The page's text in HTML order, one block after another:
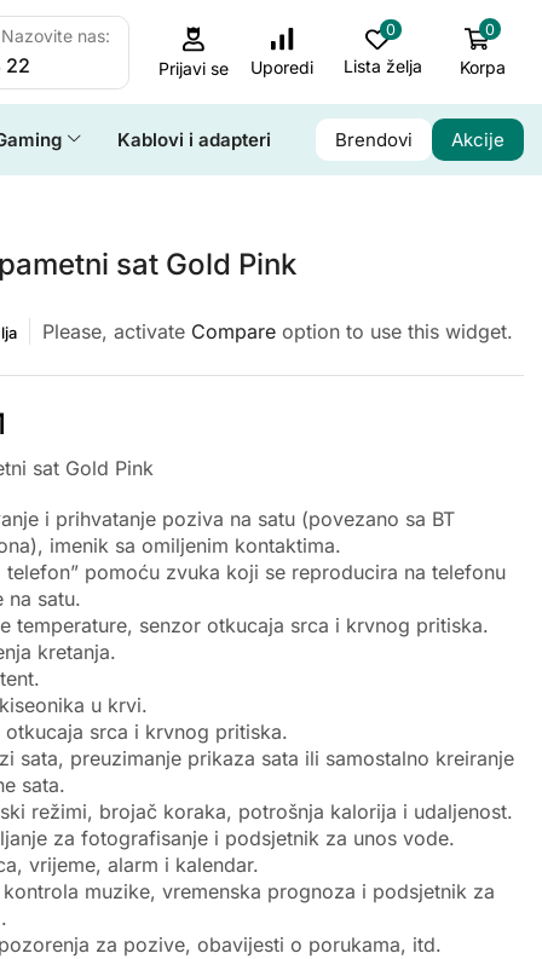
nas:
22 Prijavi se Uporedi
0
Lista želja
0
Korpa
Kablovi i adapteri Brendovi Akcije
sat Gold Pink
Please, activate Compareoption to use this widget.
sat Gold Pink
i prihvatanje poziva na satu (povezano sa BT
imenik sa omiljenim kontaktima.
telefon” pomoću zvuka koji se reproducira na telefonu
na satu.
temperature, senzor otkucaja srca i krvnog pritiska.
kretanja.
u krvi.
otkucaja srca i krvnog pritiska.
sata, preuzimanje prikaza sata ili samostalno kreiranje
sata.
režimi, brojač koraka, potrošnja kalorija i udaljenost.
za fotografisanje i podsjetnik za unos vode.
vrijeme, alarm i kalendar.
muzike, vremenska prognoza i podsjetnik za
za pozive, obavijesti o porukama, itd.